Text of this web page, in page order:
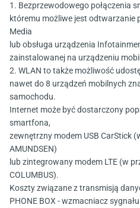
1. Bezprzewodowego połączenia
któremu możliwe jest odtwarzanie
Media
lub obsługa urządzenia
zainstalowanej na urządzeniu
2. WLAN to także możliwość
nawet do 8 urządzeń mobilnych
samochodu.
Internet może być dostarczony
smartfona,
zewnętrzny modem USB CarStick
AMUNDSEN)
lub zintegrowany modem LTE (w
COLUMBUS).
Koszty związane z transmisją
PHONE BOX - wzmacniacz